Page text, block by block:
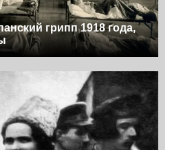
грипп 1918 года,